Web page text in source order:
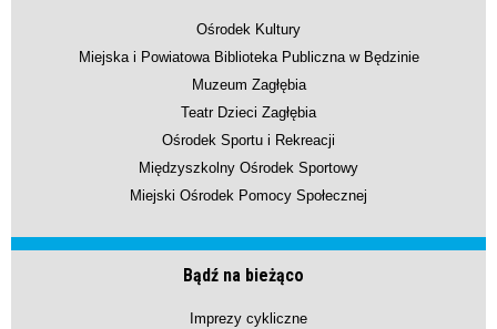
Ośrodek Kultury
Miejska i Powiatowa Biblioteka Publiczna w Będzinie
Muzeum Zagłębia
Teatr Dzieci Zagłębia
Ośrodek Sportu i Rekreacji
Międzyszkolny Ośrodek Sportowy
Miejski Ośrodek Pomocy Społecznej
Bądź na bieżąco
Imprezy cykliczne